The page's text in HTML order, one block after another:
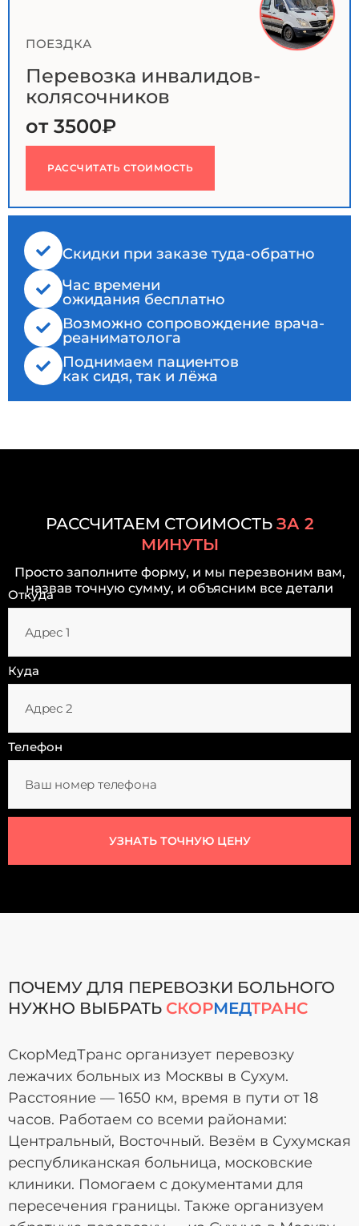
ПОЕЗДКА
Перевозка инвалидов-
колясочников
от 3500₽
РАССЧИТАТЬ СТОИМОСТЬ
Cкидки при заказе туда-обратно
Час времени
ожидания бесплатно
Возможно сопровождение врача-
реаниматолога
Поднимаем пациентов
как сидя, так и лёжа
РАССЧИТАЕМ СТОИМОСТЬ ЗА 2
МИНУТЫ
Просто заполните форму, и мы перезвоним вам,
назвав точную сумму, и объясним все детали
Откуда
Куда
Телефон
УЗНАТЬ ТОЧНУЮ ЦЕНУ
ПОЧЕМУ ДЛЯ ПЕРЕВОЗКИ БОЛЬНОГО
НУЖНО ВЫБРАТЬ СКОРМЕДТРАНС
СкорМедТранс организует перевозку
лежачих больных из Москвы в Сухум.
Расстояние — 1650 км, время в пути от 18
часов. Работаем со всеми районами:
Центральный, Восточный. Везём в Сухумская
республиканская больница, московские
клиники. Помогаем с документами для
пересечения границы. Также организуем